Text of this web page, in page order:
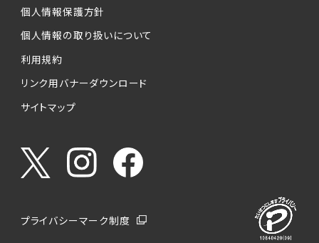
個人情報保護方針
個人情報の取り扱いについて
利用規約
リンク用バナーダウンロード
サイトマップ
プライバシーマーク制度